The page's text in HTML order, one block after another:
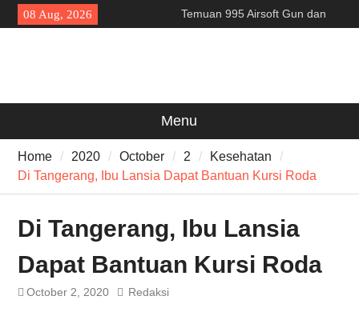
Skip
to
08 Aug, 2026
Temuan 995 Airsoft Gun dan
Narkoba di Sekolah Kebayoran
Masyarakat”
Menu
Home 2020 October 2
Kesehatan
Di Tangerang, Ibu Lansia Dapat Bantuan Kursi Roda
Di Tangerang, Ibu Lansia
Dapat Bantuan Kursi Roda
October 2, 2020 Redaksi